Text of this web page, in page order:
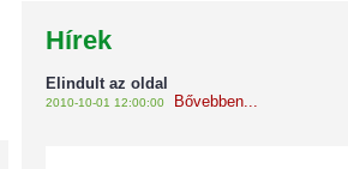
Hírek
Elindult az oldal
2010-10-01 12:00:00 Bővebben...